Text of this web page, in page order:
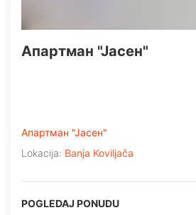
Апартман "Јасен"
Апартман "Јасен"
Lokacija: Banja Koviljača
POGLEDAJ PONUDU